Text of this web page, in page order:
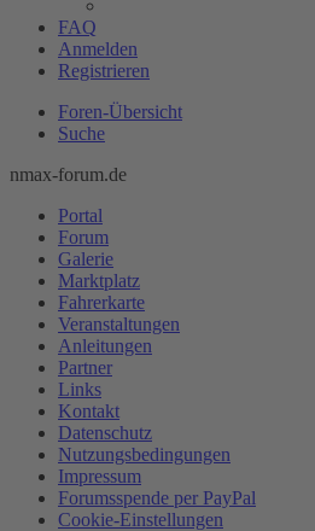
FAQ
Anmelden
Registrieren
Foren-Übersicht
Suche
nmax-forum.de
Portal
Forum
Galerie
Marktplatz
Fahrerkarte
Veranstaltungen
Anleitungen
Partner
Links
Kontakt
Datenschutz
Nutzungsbedingungen
Impressum
Forumsspende per PayPal
Cookie-Einstellungen